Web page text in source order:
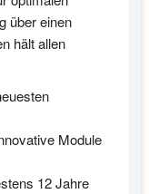
über einen
hält allen
Module
12 Jahre